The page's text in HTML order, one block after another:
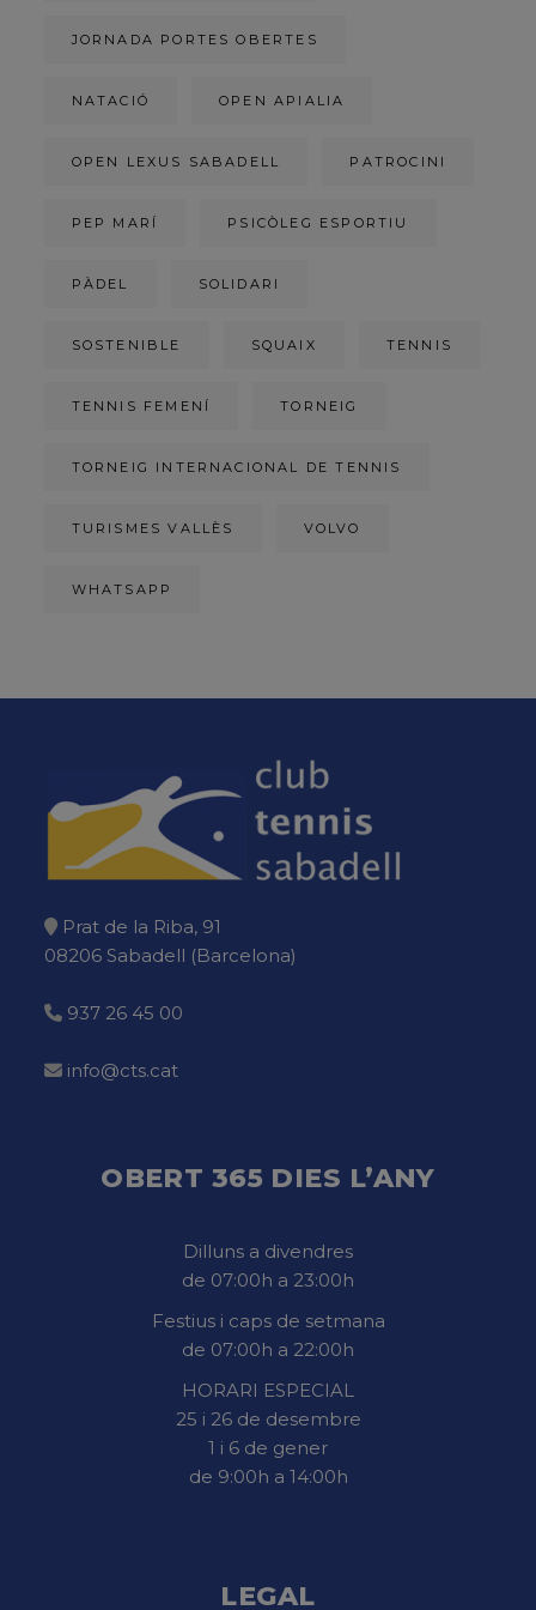
JORNADA PORTES OBERTES
NATACIÓ OPEN APIALIA
OPEN LEXUS SABADELL PATROCINI
PEP MARÍ PSICÒLEG ESPORTIU
PÀDEL SOLIDARI
SOSTENIBLE SQUAIX TENNIS
TENNIS FEMENÍ TORNEIG
TORNEIG INTERNACIONAL DE TENNIS
TURISMES VALLÈS VOLVO
WHATSAPP
Prat de la Riba, 91
08206 Sabadell (Barcelona)
937 26 45 00
info@cts.cat
OBERT 365 DIES L’ANY
Dilluns a divendres
de 07:00h a 23:00h
Festius i caps de setmana
de 07:00h a 22:00h
HORARI ESPECIAL
25 i 26 de desembre
1 i 6 de gener
de 9:00h a 14:00h
LEGAL